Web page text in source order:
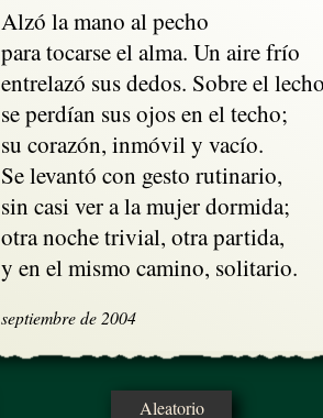
Alzó la mano al pecho
para tocarse el alma. Un aire frío
entrelazó sus dedos. Sobre el
se perdían sus ojos en el techo;
su corazón, inmóvil y vacío.
Se levantó con gesto rutinario,
sin casi ver a la mujer dormida;
otra noche trivial, otra partida,
y en el mismo camino, solitario.
septiembre de 2004
Aleatorio